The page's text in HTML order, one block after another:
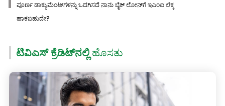
ಪೂರ್ಣ ಡಾಕ್ಯುಮೆಂಟ್‌ಗಳನ್ನು ಒದಗಿಸದೆ ನಾನು ಬೈಕ್ ಲೋನ್‌ಗೆ ಇಎಂಐ ಲೆಕ್ಕ
ಹಾಕಬಹುದೇ?
ಟಿವಿಎಸ್ ಕ್ರೆಡಿಟ್‌ನಲ್ಲಿ ಹೊಸತು